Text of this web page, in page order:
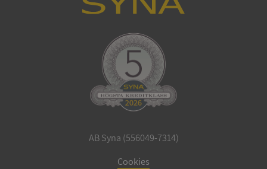
AB Syna (556049-7314)
Cookies
ASP.NET_SessionId
Microsoft
Corporation
de.syna.se